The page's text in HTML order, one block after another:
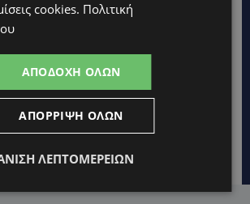
cookies. Πολιτική
ΑΠΟΔΟΧΉ ΌΛΩΝ
ΑΠΌΡΡΙΨΗ ΌΛΩΝ
ΛΕΠΤΟΜΕΡΕΙΏΝ